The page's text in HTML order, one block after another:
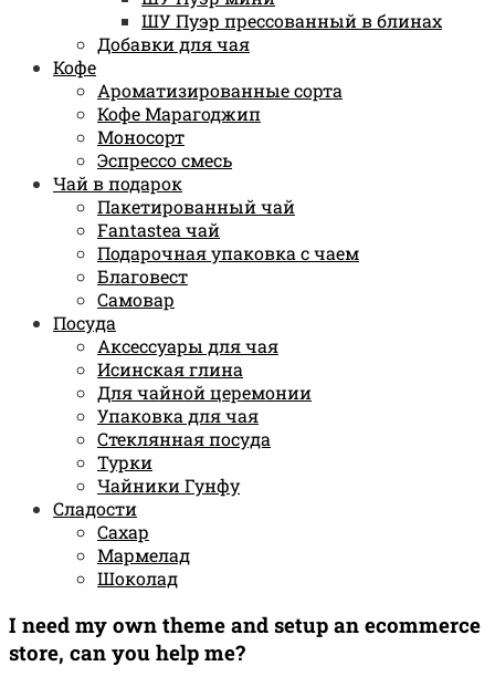
ШУ Пуэр прессованный в блинах
Добавки для чая
Кофе
Ароматизированные сорта
Кофе Марагоджип
Моносорт
Эспрессо смесь
Чай в подарок
Пакетированный чай
Fantastea чай
Подарочная упаковка с чаем
Благовест
Самовар
Посуда
Аксессуары для чая
Исинская глина
Для чайной церемонии
Упаковка для чая
Стеклянная посуда
Турки
Чайники Гунфу
Сладости
Сахар
Мармелад
Шоколад
I need my own theme and setup an ecommerce
store, can you help me?